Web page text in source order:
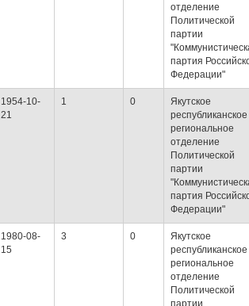
отделение
Политической
партии
партия
Федерации"
1954-10-
21
1 0
Якутское
республиканское
региональное
отделение
Политической
партии
партия
Федерации"
1980-08-
15
3 0
Якутское
республиканское
региональное
отделение
Политической
партии